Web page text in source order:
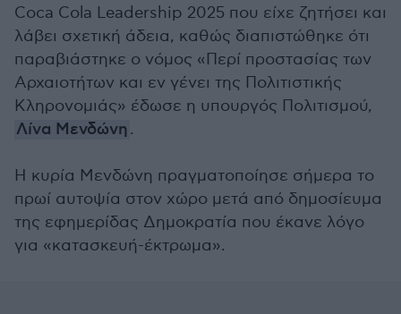
Coca Cola Leadership 2025 που είχε ζητήσει και
λάβει σχετική άδεια, καθώς διαπιστώθηκε ότι
παραβιάστηκε ο νόμος «Περί προστασίας των
Αρχαιοτήτων και εν γένει της Πολιτιστικής
Κληρονομιάς» έδωσε η υπουργός Πολιτισμού,
Λίνα Μενδώνη.
Η κυρία Μενδώνη πραγματοποίησε σήμερα το
πρωί αυτοψία στον χώρο μετά από δημοσίευμα
της εφημερίδας Δημοκρατία που έκανε λόγο
για «κατασκευή-έκτρωμα».